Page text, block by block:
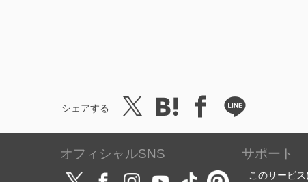
シェアする
オフィシャルSNS サポート
このサービ